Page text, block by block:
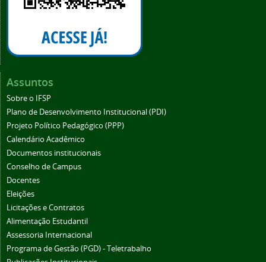
Assuntos
Sobre o IFSP
Plano de Desenvolvimento Institucional (PDI)
Projeto Político Pedagógico (PPP)
Calendário Acadêmico
Documentos institucionais
Conselho de Campus
Docentes
Eleições
Licitações e Contratos
Alimentação Estudantil
Assessoria Internacional
Programa de Gestão (PGD) - Teletrabalho